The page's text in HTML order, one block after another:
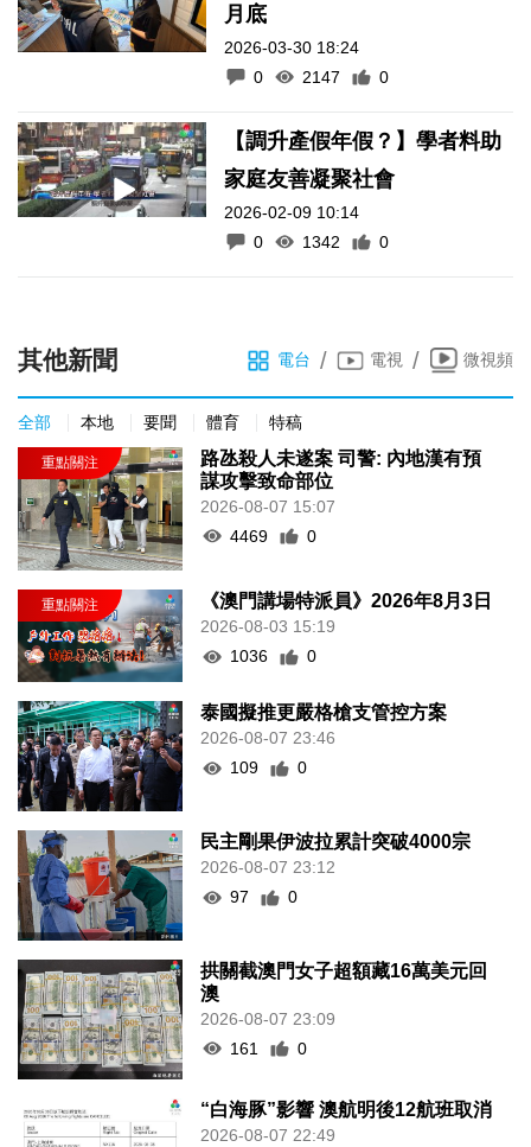
月底
2026-03-30 18:24
0
2147 0
【調升產假年假？】學者料助
家庭友善凝聚社會
2026-02-09 10:14
0
1342 0
其他新聞 電台 / 電視 / 微視頻
全部 本地 要聞 體育 特稿
路氹殺人未遂案 司警: 內地漢有預
謀攻擊致命部位
2026-08-07 15:07
4469
0
《澳門講場特派員》2026年8月3日
2026-08-03 15:19
1036
0
泰國擬推更嚴格槍支管控方案
2026-08-07 23:46
109
0
民主剛果伊波拉累計突破4000宗
2026-08-07 23:12
97
0
拱關截澳門女子超額藏16萬美元回
澳
2026-08-07 23:09
161
0
“白海豚”影響 澳航明後12航班取消
2026-08-07 22:49